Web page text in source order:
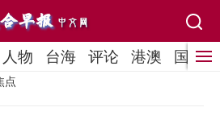
人物 台海 评论 港澳 国际
点